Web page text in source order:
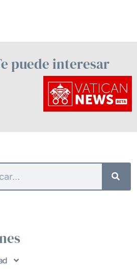
puede interesar